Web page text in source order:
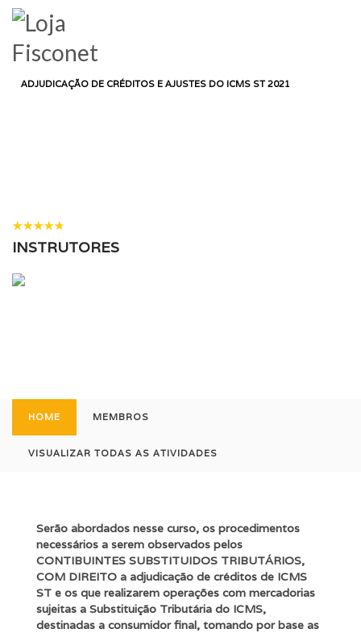
ADJUDICAÇÃO DE CRÉDITOS E AJUSTES DO ICMS ST 2021
INSTRUTORES
HOME MEMBROS
VISUALIZAR TODAS AS ATIVIDADES
Serão abordados nesse curso, os procedimentos
necessários a serem observados pelos
CONTIBUINTES SUBSTITUIDOS TRIBUTÁRIOS,
COM DIREITO a adjudicação de créditos de ICMS
ST e os que realizarem operações com mercadorias
sujeitas a Substituição Tributária do ICMS,
destinadas a consumidor final, tomando por base as